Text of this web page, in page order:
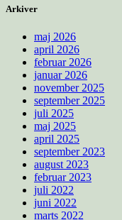
Arkiver
maj 2026
april 2026
februar 2026
januar 2026
november 2025
september 2025
juli 2025
maj 2025
april 2025
september 2023
august 2023
februar 2023
juli 2022
juni 2022
marts 2022